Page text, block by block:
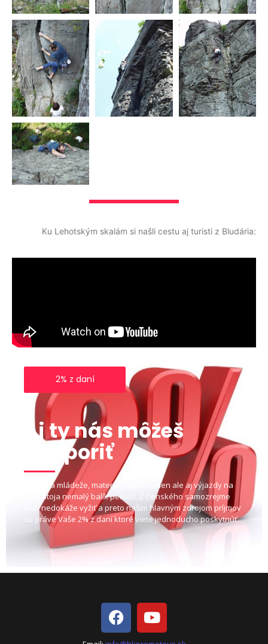
Ku Lehotským skalám si našli cestu aj turisti z Bludária:
2% z daní
Aj ty nás môžeš
podporiť
Výchova mládeže, materiál, údržba stien ale aj výjazdy na
hory stoja nemalý balík peňazí. Z členského samozrejme
klub nedokáže vyžiť a preto našim hlavným zdrojom príjmov
sú práve Vaše 2% z daní ktoré viete jednoducho poskytnúť.